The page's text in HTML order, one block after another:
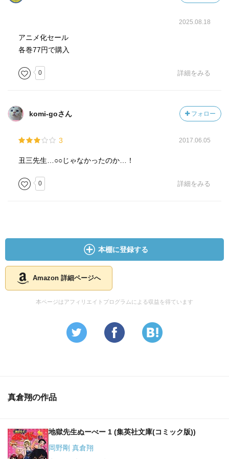
2025.08.18
アニメ化セール
各巻77円で購入
0 詳細をみる
komi-goさん フォロー
3 2017.06.05
丑三先生…○○じゃなかったのか…！
0 詳細をみる
本棚に登録する
Amazon 詳細ページへ
本ページはアフィリエイトプログラムによる収益を得ています
真倉翔の作品
地獄先生ぬーべー 1 (集英社文庫(コミック版))
岡野剛 真倉翔